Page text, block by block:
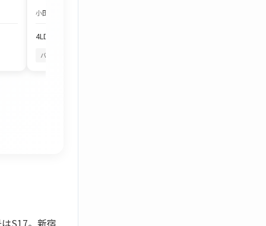
小田急小田原線 本厚木駅 バス約25分
4LDK
バルコニーから花火
S17。新宿